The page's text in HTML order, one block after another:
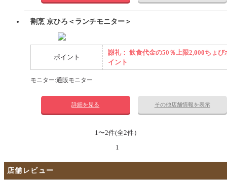
割烹 京ひろ＜ランチモニター＞
ポイント
謝礼： 飲食代金の50％上限2,000ちょび
イント
モニター:通販モニター
詳細を見る その他店舗情報を表示
1〜2件(全2件）
1
店舗レビュー